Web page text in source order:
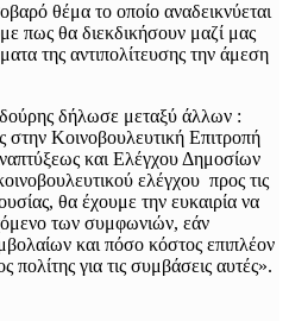
θέμα το οποίο αναδεικνύεται
πως θα διεκδικήσουν μαζί μας
της αντιπολίτευσης την άμεση
δήλωσε μεταξύ άλλων :
Κοινοβουλευτική Επιτροπή
και Ελέγχου Δημοσίων
ελέγχου προς τις
θα έχουμε την ευκαιρία να
των συμφωνιών, εάν
και πόσο κόστος επιπλέον
για τις συμβάσεις αυτές».